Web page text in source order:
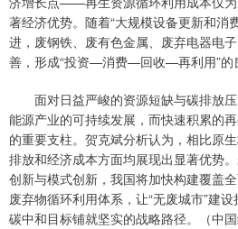
著经济优势。随着“大规模设备更新和消
进，废钢铁、废有色金属、废弃电器电
善，形成“投资—消费—回收—再利用”的
面对日益严峻的资源短缺与碳排放压
能源产业的可持续发展，而快速积累的
的重要支柱。贺克斌分析认为，相比原
排放和经济成本方面均展现出显著优势
创新与模式创新，我国将加快构建覆盖
废弃物循环利用体系，让“无废城市”建
碳中和目标铺就坚实的战略路径。（中国